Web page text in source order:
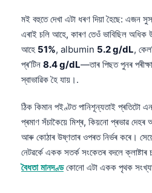
মই বহুতে দেখা এটা ধৰণ দিয়া হৈছে: এজন
এৰাই চলি আহে, কাৰণ তেওঁ ভাবিছিল অধিক
আহে 51%, albumin 5.2 g/dL,
প্ৰ’টিন 8.4 g/dL—তাৰ পিছত পুনৰ
স্বাভাৱিক হৈ যায়।.
ঠিক কিমান পইণ্টত পানিশূন্যতাই প্ৰতিটো
প্ৰমাণ সঁচাকৈয়ে মিশ্ৰ, কিয়নো প্ৰভাৱ দেহৰ
আৰু কোঠাৰ উষ্ণতাৰ ওপৰত নিৰ্ভৰ কৰে।
নেটৱৰ্কে একক সতৰ্ক সংকেতৰ বদলে
বৈধতা মানদণ্ডকোনো এটা একক পৃথক